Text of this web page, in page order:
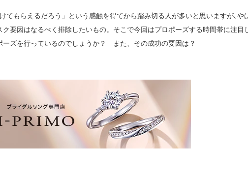
てもらえるだろう」という感触を得てから踏み切る人が多いと思いますが､や
要因はなるべく排除したいもの。そこで今回はプロポーズする時間帯に注目
ーズを行っているのでしょうか？ また、その成功の要因は？